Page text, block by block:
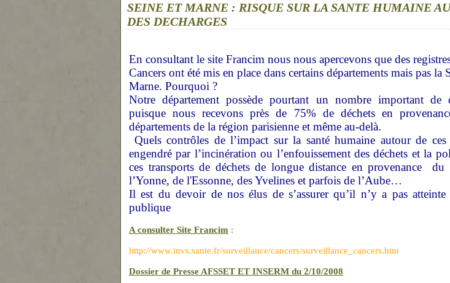
SEINE ET MARNE : RISQUE SUR LA SANTE HUMAINE
DES DECHARGES
En consultant le site Francim nous nous apercevons que des
Cancers ont été mis en place dans certains départements mais pas la
Marne. Pourquoi ?
Notre département possède pourtant un nombre important de
puisque nous recevons près de 75% de déchets en
départements de la région parisienne et même au-delà.
Quels contrôles de l’impact sur la santé humaine autour de ces
engendré par l’incinération ou l’enfouissement des déchets et la
ces transports de déchets de longue distance en provenance
l’Yonne, de l'Essonne, des Yvelines et parfois de l’Aube…
Il est du devoir de nos élus de s’assurer qu’il n’y a pas atteinte
publique
A consulter Site Francim :
http://www.invs.sante.fr/surveillance/cancers/surveillance_cancers.htm
Dossier de Presse AFSSET ET INSERM du 2/10/2008